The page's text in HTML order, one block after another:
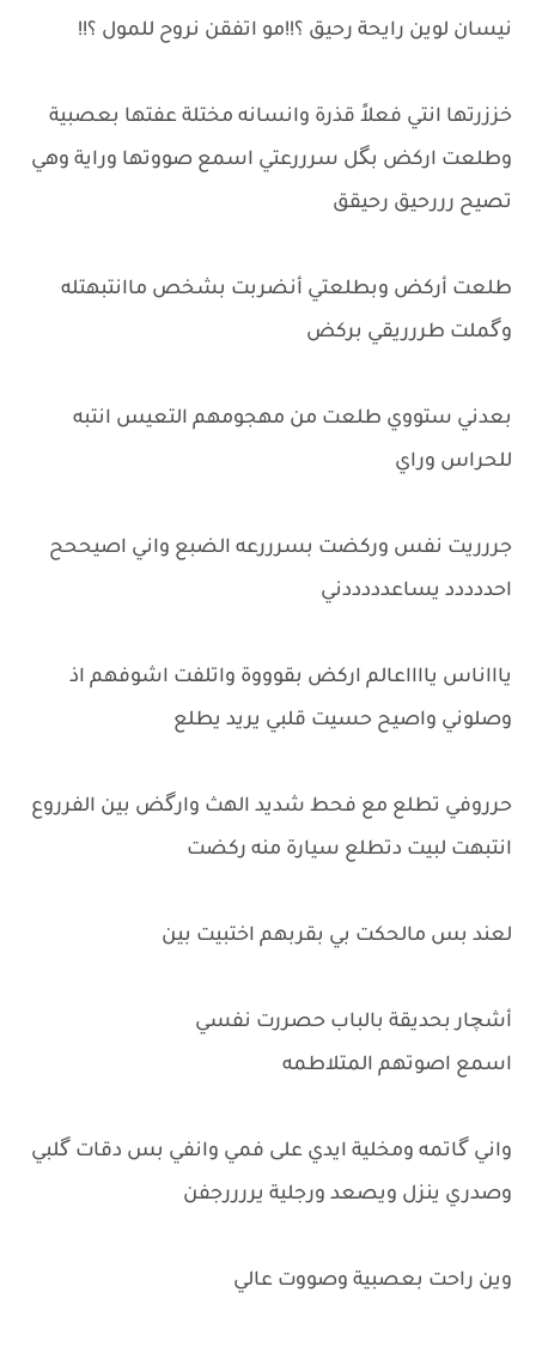
نيسان لوين رايحة رحيق ؟!!مو اتفقن نروح للمول ؟!!
خززرتها انتي فعلاً قذرة وانسانه مختلة عفتها بعصبية
وطلعت اركض بگل سرررعتي اسمع صووتها وراية وهي
تصيح رررحيق رحيقق
طلعت أركض وبطلعتي أنضربت بشخص ماانتبهتله
وگملت طررريقي بركض
بعدني ستووي طلعت من مهجومهم التعيس انتبه
للحراس وراي
جررريت نفس وركضت بسرررعه الضبع واني اصيححح
احددددد يساعدددددني
ياااناس يااااعالم اركض بقوووة واتلفت اشوفهم اذ
وصلوني واصيح حسيت قلبي يريد يطلع
حرروفي تطلع مع فحط شديد الهث وارگض بين الفرروع
انتبهت لبيت دتطلع سيارة منه ركضت
لعند بس مالحكت بي بقربهم اختبيت بين
أشچار بحديقة بالباب حصررت نفسي
اسمع اصوتهم المتلاطمه
واني گاتمه ومخلية ايدي على فمي وانفي بس دقات گلبي
وصدري ينزل ويصعد ورجلية يررررجفن
وين راحت بعصبية وصووت عالي